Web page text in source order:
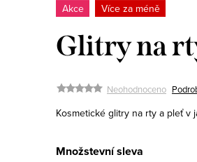
Akce Více za méně
Glitry na
Neohodnoceno
Kosmetické glitry na rty a pleť v
Množstevní sleva